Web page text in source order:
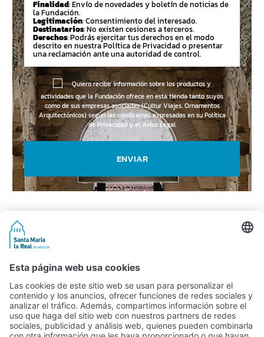
Finalidad: Envío de novedades y boletín de noticias de
la Fundación.
Legitimación: Consentimiento del interesado.
Destinatarios: No existen cesiones a terceros.
Derechos: Podrás ejercitar tus derechos en el modo
descrito en nuestra Política de Privacidad o presentar
una reclamación ante una autoridad de control.
Quiero recibir información sobre los productos y
actividades que la Fundación ofrece en esta tienda tanto suyos
como de sus empresas asociadas (Cultur Viajes, Ornamentos
Arquitectónicos) según las condiciones expresadas en suPolítica
de Privacidad y el Aviso Legal
ENVIAR
Actividad subvencionada por el Ministerio de Educación, Cultura y